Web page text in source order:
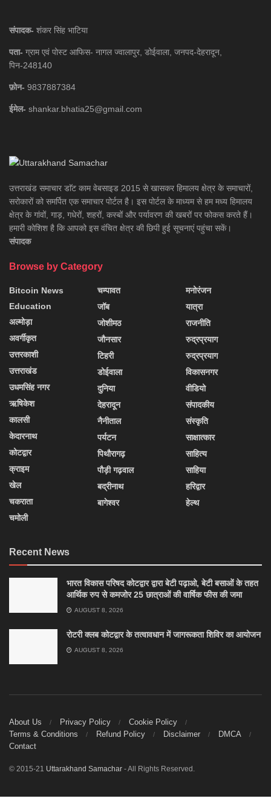
संपादक- शंकर सिंह भाटिया
पता- ग्राम एवं पोस्ट आफिस- नागल ज्वालापुर, डोईवाला, जनपद-देहरादून,
पिन-248140
फ़ोन- 9837887384
ईमेल- shankar.bhatia25@gmail.com
उत्तराखंड समाचार डाॅट काम वेबसाइड 2015 से खासकर हिमालय क्षेत्र के समाचारों,
सरोकारों को समर्पित एक समाचार पोर्टल है। इस पोर्टल के माध्यम से हम मध्य हिमालय
क्षेत्र के गांवों, गाड़, गधेरों, शहरों, कस्बों और पर्यावरण की खबरों पर फोकस करते हैं।
हमारी कोशिश है कि आपको इस वंचित क्षेत्र की छिपी हुई सूचनाएं पहुंचा सकें।
संपादक
Browse by Category
Bitcoin News
Education
अल्मोड़ा
अवर्गीकृत
उत्तरकाशी
उत्तराखंड
उधमसिंह नगर
ऋषिकेश
कालसी
केदारनाथ
कोटद्वार
क्राइम
खेल
चकराता
चमोली
चम्पावत
जॉब
जोशीमठ
जौनसार
टिहरी
डोईवाला
दुनिया
देहरादून
नैनीताल
पर्यटन
पिथौरागढ़
पौड़ी गढ़वाल
बद्रीनाथ
बागेश्वर
मनोरंजन
यात्रा
राजनीति
रुद्रप्रयाग
रुद्रप्रयाग
विकासनगर
वीडियो
संपादकीय
संस्कृति
साक्षात्कार
साहित्य
साहिया
हरिद्वार
हेल्थ
Recent News
भारत विकास परिषद कोटद्वार द्वारा बेटी पढ़ाओ, बेटी बसाओं के तहत
आर्थिक रुप से कमजोर 25 छात्राओं की वार्षिक फीस की जमा
AUGUST 8, 2026
रोटरी क्लब कोटद्वार के तत्वावधान में जागरूकता शिविर का आयोजन
AUGUST 8, 2026
About Us Privacy Policy
Cookie Policy
Terms & Conditions
Refund Policy Disclaimer
DMCA
Contact
© 2015-21 Uttarakhand Samachar - All Rights Reserved.